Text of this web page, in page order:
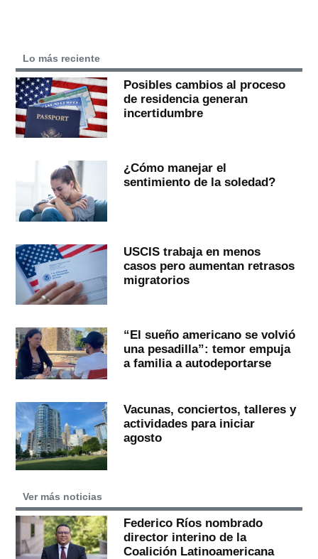
Lo más reciente
Posibles cambios al proceso
de residencia generan
incertidumbre
¿Cómo manejar el
sentimiento de la soledad?
USCIS trabaja en menos
casos pero aumentan retrasos
migratorios
“El sueño americano se volvió
una pesadilla”: temor empuja
a familia a autodeportarse
Vacunas, conciertos, talleres y
actividades para iniciar
agosto
Ver más noticias
Federico Ríos nombrado
director interino de la
Coalición Latinoamericana